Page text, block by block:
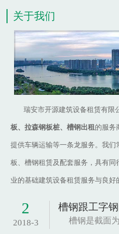
关于我们
瑞安市开源建筑设备租赁有限
板、拉森钢板桩、槽钢出租的服务
提供车辆运输等一条龙服务。我们
板、槽钢租赁及配套服务，具有
业的基础建筑设备租赁服务与良好
2
2018-3
槽钢跟工字